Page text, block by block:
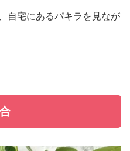
自宅にあるパキラを見なが